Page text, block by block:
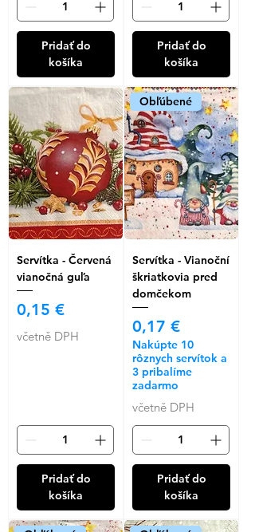
Pridať do
košíka
Pridať do
košíka
Servítka - Červená
vianočná guľa
Cena
0,15 €
včetně DPH
Pridať do
košíka
Obľúbené
Servítka - Vianoční
škriatkovia pred
domčekom
Cena
0,17 €
Nakúpte 10
rôznych servítok a
3 pribalíme
zadarmo
včetně DPH
Pridať do
košíka